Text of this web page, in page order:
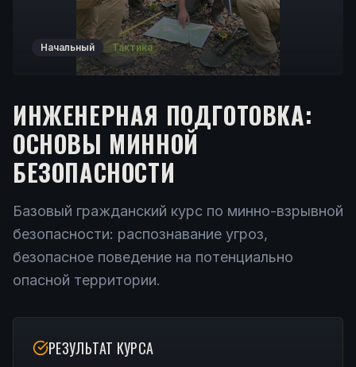
Начальный Тактика
ИНЖЕНЕРНАЯ ПОДГОТОВКА:
ОСНОВЫ МИННОЙ
БЕЗОПАСНОСТИ
Базовый гражданский курс по минно-взрывной
безопасности: распознавание угроз,
безопасное поведение на потенциально
опасной территории.
РЕЗУЛЬТАТ КУРСА